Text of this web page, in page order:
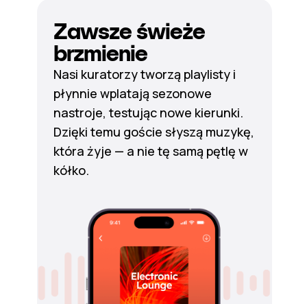
Zawsze świeże
brzmienie
Nasi kuratorzy tworzą playlisty i
płynnie wplatają sezonowe
nastroje, testując nowe kierunki.
Dzięki temu goście słyszą muzykę,
która żyje — a nie tę samą pętlę w
kółko.